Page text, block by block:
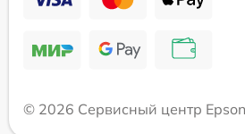
© 2026 Сервисный центр Epson